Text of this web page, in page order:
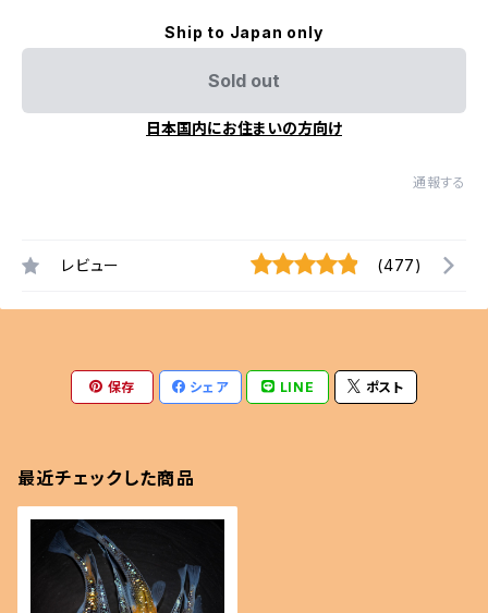
Ship to Japan only
Sold out
日本国内にお住まいの方向け
通報する
レビュー (477)
保存 シェア LINE ポスト
最近チェックした商品